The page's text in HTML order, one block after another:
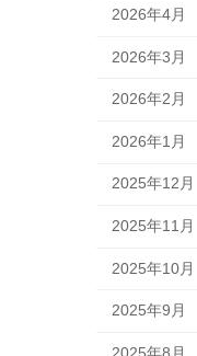
2026年4月
2026年3月
2026年2月
2026年1月
2025年12月
2025年11月
2025年10月
2025年9月